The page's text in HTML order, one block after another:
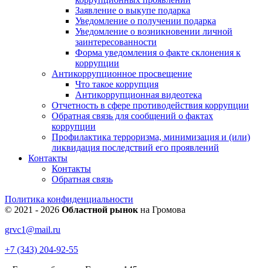
Заявление о выкупе подарка
Уведомление о получении подарка
Уведомление о возникновении личной
заинтересованности
Форма уведомления о факте склонения к
коррупции
Антикоррупционное просвещение
Что такое коррупция
Антикоррупционная видеотека
Отчетность в сфере противодействия коррупции
Обратная связь для сообщений о фактах
коррупции
Профилактика терроризма, минимизация и (или)
ликвидация последствий его проявлений
Контакты
Контакты
Обратная связь
Политика конфиденциальности
© 2021 - 2026 Областной рынок на Громова
grvc1@mail.ru
+7 (343) 204-92-55